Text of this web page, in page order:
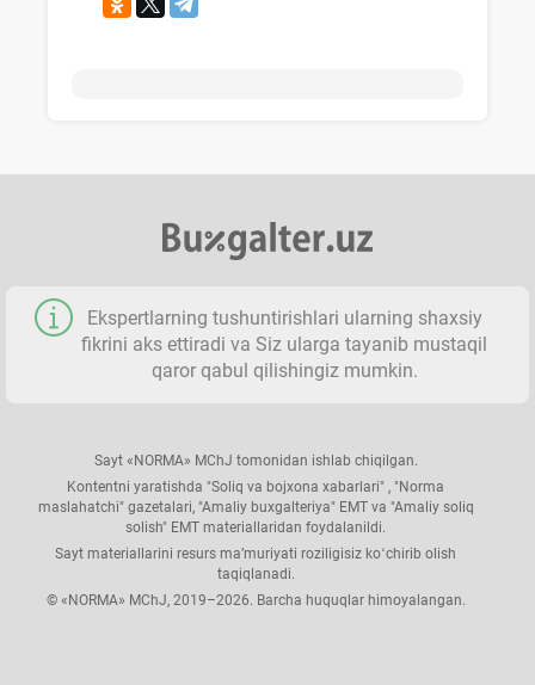
Ekspertlarning tushuntirishlari ularning shaхsiy
fikrini aks ettiradi va Siz ularga tayanib mustaqil
qaror qabul qilishingiz mumkin.
Sayt «NORMA» MChJ tomonidan ishlab chiqilgan.
Kontentni yaratishda "Soliq va bojхona хabarlari" , "Norma
maslahatchi" gazetalari, "Amaliy buхgalteriya" EMT va "Amaliy soliq
solish" EMT materiallaridan foydalanildi.
Sayt materiallarini resurs ma’muriyati roziligisiz koʻchirib olish
taqiqlanadi.
© «NORMA» MChJ, 2019–2026. Barcha huquqlar himoyalangan.